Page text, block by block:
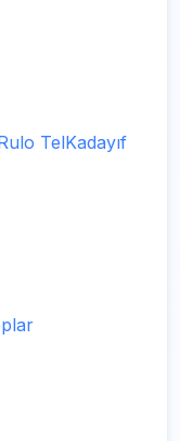
TelKadayıf